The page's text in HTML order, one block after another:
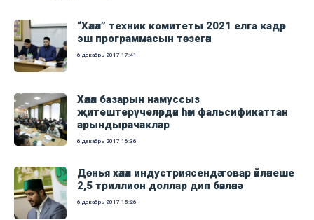
“Хәләл” техник комитеты 2021 елга кадәр
эш программасын төзегән
6 декабрь 2017 17:41
Хәләл базарын намуссыз
җитештерүчеләрдән һәм фальсификаттан
арындырачаклар
6 декабрь 2017 16:36
Дөнья хәләл индустриясендә товар әйләнеше
2,5 триллион доллар дип бәяләнә
6 декабрь 2017 15:26